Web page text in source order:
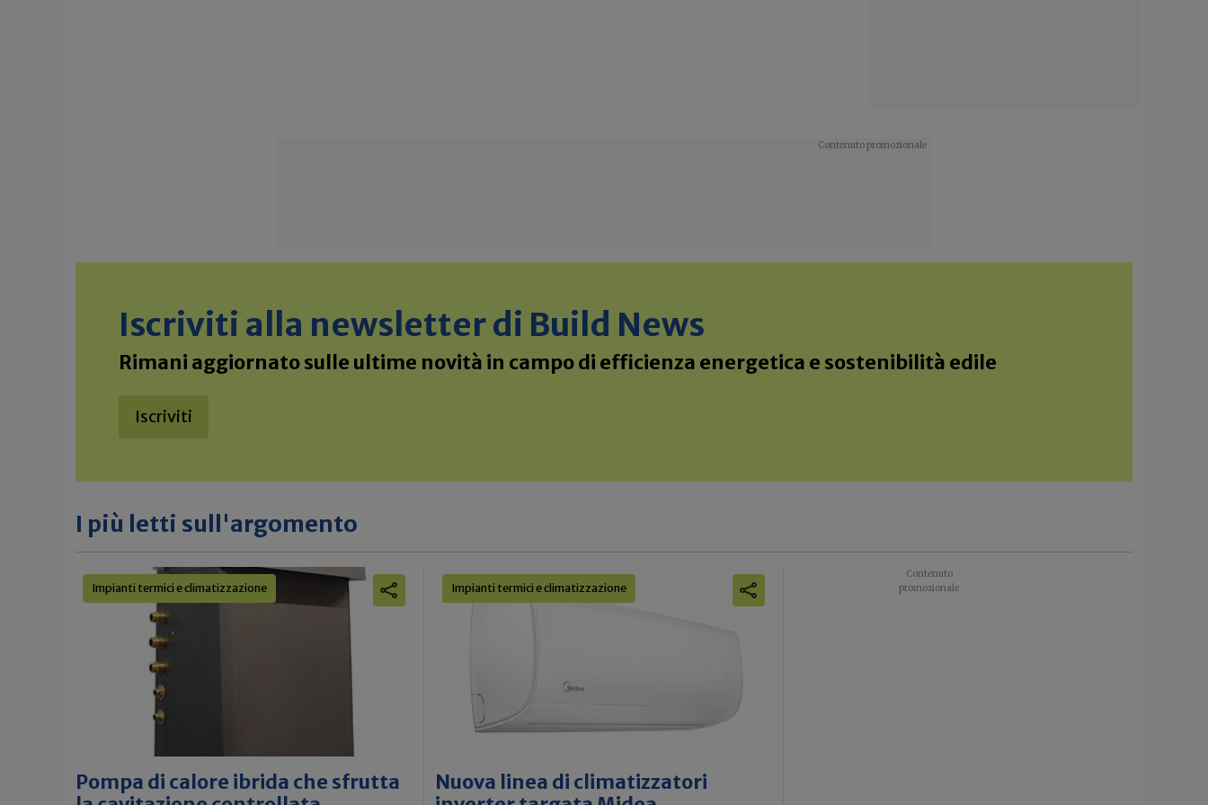
Iscriviti alla newsletter di Build News
Rimani aggiornato sulle ultime novità in campo di efficienza energetica e sostenibilità edile
Iscriviti
I più letti sull'argomento
Impianti termici e climatizzazione
Pompa di calore ibrida che sfrutta
Impianti termici e climatizzazione
Nuova linea di climatizzatori